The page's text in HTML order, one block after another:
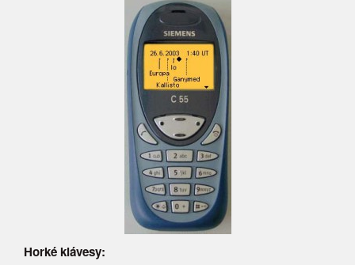
Horké klávesy: